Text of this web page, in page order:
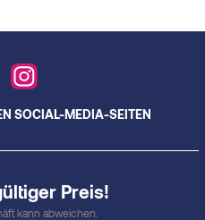
Preis!
kann abweichen.
SOCIAL-MEDIA-SEITEN